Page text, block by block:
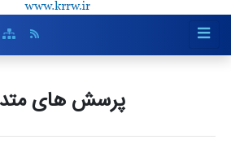
پرسش های